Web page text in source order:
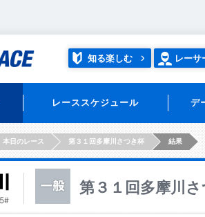
知る楽しむ レーサ
レーススケジュール デ
本日のレース 第３１回多摩川さつき杯 結果
第３１回多摩川